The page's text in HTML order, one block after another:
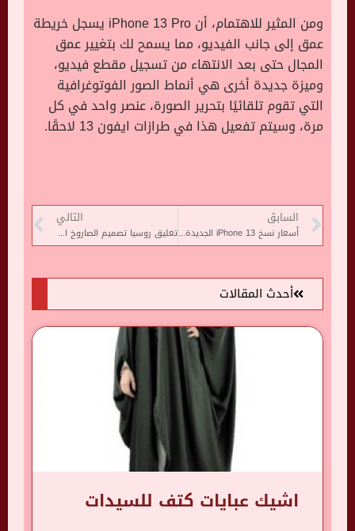
ومن المثير للاهتمام، أن iPhone 13 Pro يسجل خريطة
عمق إلى جانب الفيديو، مما يسمح لك بتغيير عمق
المجال حتى بعد الانتهاء من تسجيل مقطع فيديو،
وميزة جديدة أخرى هي أنماط الصور الفوتوغرافية
التي تقوم تلقائيًا بتحرير الصورة، عنصر واحد في كل
مرة، وسيتم تفعيل هذا في طرازات ايفون 13 لاحقًا.
السابق
أسعار نسخ iPhone 13 الجديدة المختلفة
التالي
تعليق روسيا تصميم الصاروخ القمرى فائق الثقل
أحدث المقالات
اشيك عبايات كتف للسيدات